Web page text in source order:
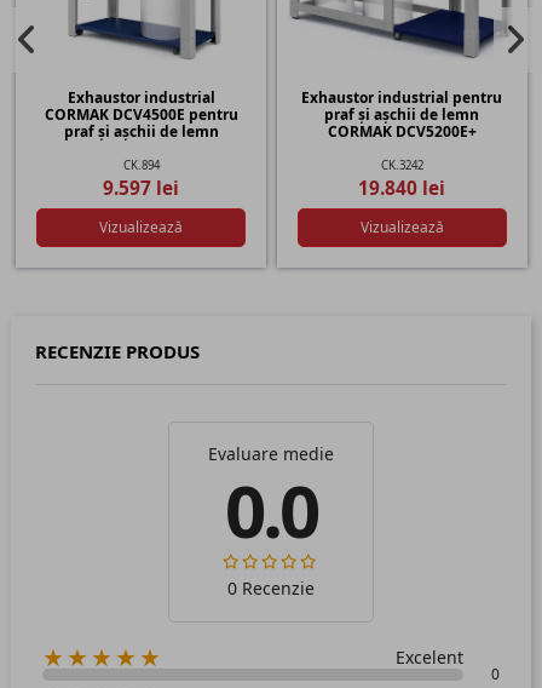
Exhaustor industrial
CORMAK DCV4500E pentru
praf și așchii de lemn
CK.894
9.597 lei
Vizualizează
Exhaustor industrial pentru
praf și așchii de lemn
CORMAK DCV5200E+
CK.3242
19.840 lei
Vizualizează
RECENZIE PRODUS
Evaluare medie
0.0
0 Recenzie
★★★★★ Excelent
0